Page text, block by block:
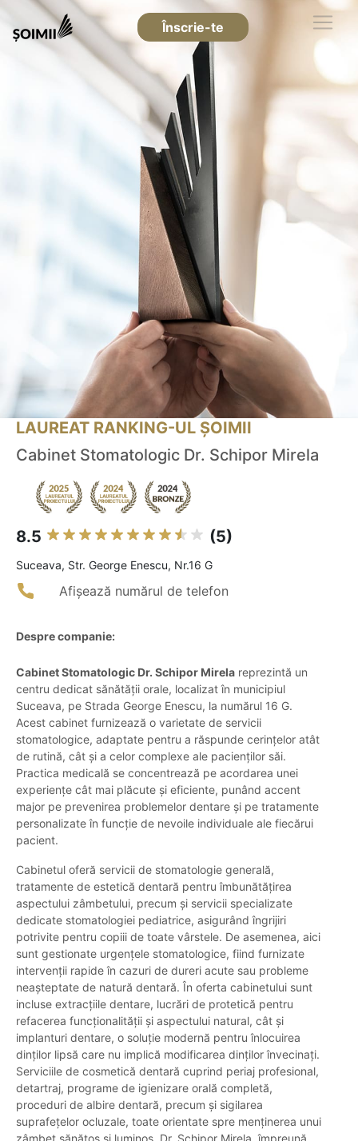
Înscrie-te
LAUREAT RANKING-UL ȘOIMII
Cabinet Stomatologic Dr. Schipor Mirela
8.5 (5)
Suceava, Str. George Enescu, Nr.16 G
Afișează numărul de telefon
Despre companie:
Cabinet Stomatologic Dr. Schipor Mirela reprezintă un
centru dedicat sănătății orale, localizat în municipiul
Suceava, pe Strada George Enescu, la numărul 16 G.
Acest cabinet furnizează o varietate de servicii
stomatologice, adaptate pentru a răspunde cerințelor atât
de rutină, cât și a celor complexe ale pacienților săi.
Practica medicală se concentrează pe acordarea unei
experiențe cât mai plăcute și eficiente, punând accent
major pe prevenirea problemelor dentare și pe tratamente
personalizate în funcție de nevoile individuale ale fiecărui
pacient.
Cabinetul oferă servicii de stomatologie generală,
tratamente de estetică dentară pentru îmbunătățirea
aspectului zâmbetului, precum și servicii specializate
dedicate stomatologiei pediatrice, asigurând îngrijiri
potrivite pentru copiii de toate vârstele. De asemenea, aici
sunt gestionate urgențele stomatologice, fiind furnizate
intervenții rapide în cazuri de dureri acute sau probleme
neașteptate de natură dentară. În oferta cabinetului sunt
incluse extracțiile dentare, lucrări de protetică pentru
refacerea funcționalității și aspectului natural, cât și
implanturi dentare, o soluție modernă pentru înlocuirea
dinților lipsă care nu implică modificarea dinților învecinați.
Serviciile de cosmetică dentară cuprind periaj profesional,
detartraj, programe de igienizare orală completă,
proceduri de albire dentară, precum și sigilarea
suprafețelor ocluzale, toate orientate spre menținerea unui
zâmbet sănătos și luminos. Dr. Schipor Mirela, împreună